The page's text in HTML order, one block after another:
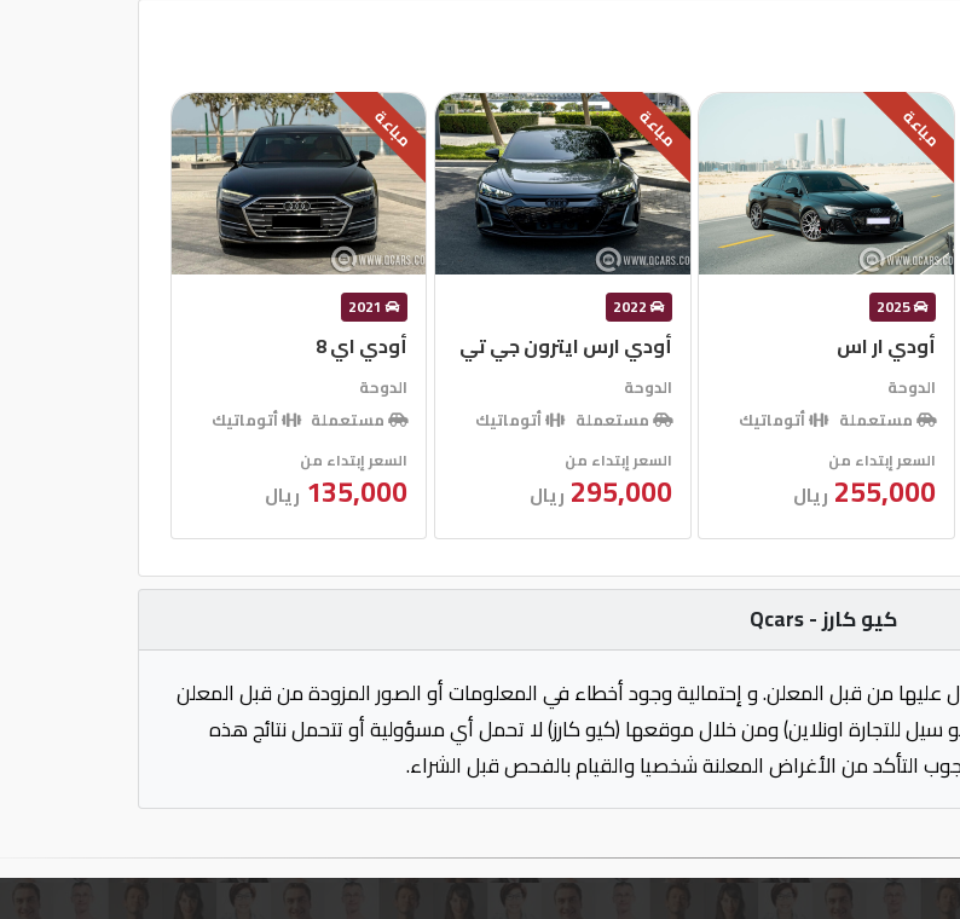
مباعة
2025
أودي ار اس
الدوحة
مستعملة
أتوماتيك
السعر إبتداء من
255,000 ريال
مباعة
2022
أودي ارس ايترون جي تي
الدوحة
مستعملة
أتوماتيك
السعر إبتداء من
295,000 ريال
مباعة
2021
أودي اي 8
الدوحة
مستعملة
أتوماتيك
السعر إبتداء من
135,000 ريال
كيو كارز - Qcars
من قبل المعلن. و إحتمالية وجود أخطاء في المعلومات أو الصور المزودة من قبل المعلن
للتجارة اونلاين) ومن خلال موقعها (كيو كارز) لا تحمل أي مسؤولية أو تتحمل نتائج هذه
التأكد من الأغراض المعلنة شخصيا والقيام بالفحص قبل الشراء.